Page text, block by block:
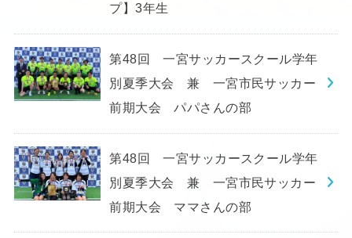
プ】3年生
第48回 一宮サッカースクール学年
別夏季大会 兼 一宮市民サッカー
前期大会 パパさんの部
第48回 一宮サッカースクール学年
別夏季大会 兼 一宮市民サッカー
前期大会 ママさんの部